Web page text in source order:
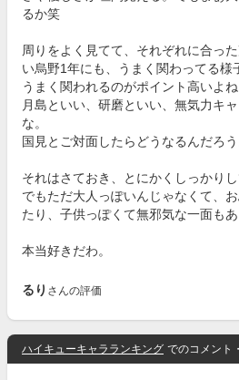
るか笑
周りをよく見てて、それぞれに合っ
い烏野1年にも、うまく関わってる様
うまく関われるのがポイント高いよね
月島といい、研磨といい、無気力キ
な。
国見とご対面したらどうなるんだろう
それはさておき、とにかくしっかりし
でもただ大人っぽいんじゃなくて、
たり、子供っぽくて無邪気な一面もあ
本当好きだわ。
るり さんの評価
ハイキューキャラランキング でのコメント